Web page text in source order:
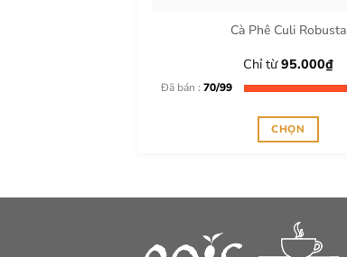
Cà Phê Culi Robusta
Chỉ từ95.000₫
Đã bán : 70/99
CHỌN
nhiều